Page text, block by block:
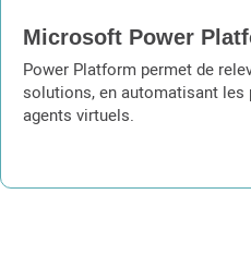
Microsoft Power
Power Platform permet de
solutions, en automatisant les
agents virtuels.